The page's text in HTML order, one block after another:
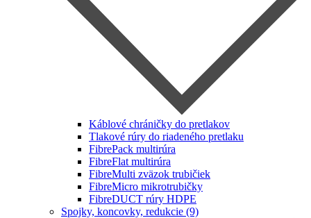
Káblové chráničky do pretlakov
Tlakové rúry do riadeného pretlaku
FibrePack multirúra
FibreFlat multirúra
FibreMulti zväzok trubičiek
FibreMicro mikrotrubičky
FibreDUCT rúry HDPE
Spojky, koncovky, redukcie (9)